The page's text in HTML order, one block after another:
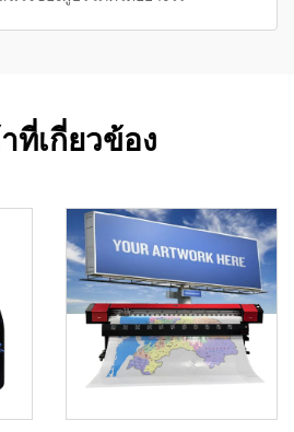
ที่เกี่ยวข้อง